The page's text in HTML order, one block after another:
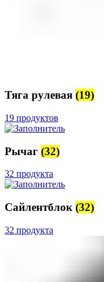
Тяга рулевая (19)
19 продуктов
Рычаг (32)
32 продукта
Сайлентблок (32)
32 продукта